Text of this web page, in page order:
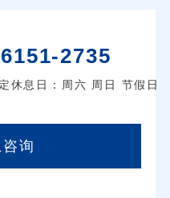
2735
息日：周六 周日 节假日
询